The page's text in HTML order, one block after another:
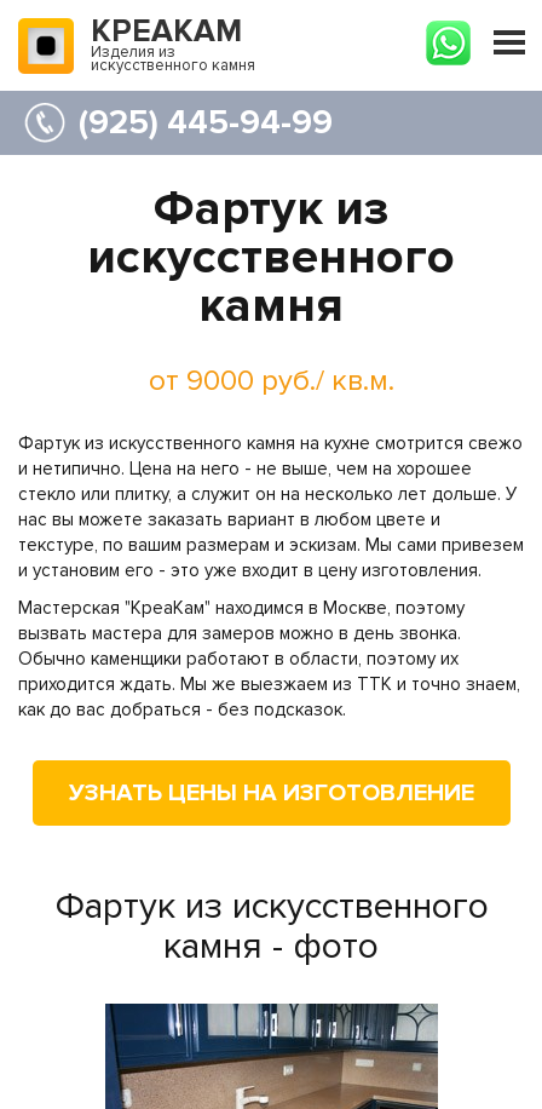
КРЕАКАМ
Изделия из
искусственного камня
(925) 445-94-99
Фартук из
искусственного
камня
от 9000 руб./ кв.м.
Фартук из искусственного камня на кухне смотрится свежо
и нетипично. Цена на него - не выше, чем на хорошее
стекло или плитку, а служит он на несколько лет дольше. У
нас вы можете заказать вариант в любом цвете и
текстуре, по вашим размерам и эскизам. Мы сами привезем
и установим его - это уже входит в цену изготовления.
Мастерская "КреаКам" находимся в Москве, поэтому
вызвать мастера для замеров можно в день звонка.
Обычно каменщики работают в области, поэтому их
приходится ждать. Мы же выезжаем из ТТК и точно знаем,
как до вас добраться - без подсказок.
УЗНАТЬ ЦЕНЫ НА ИЗГОТОВЛЕНИЕ
Фартук из искусственного
камня - фото